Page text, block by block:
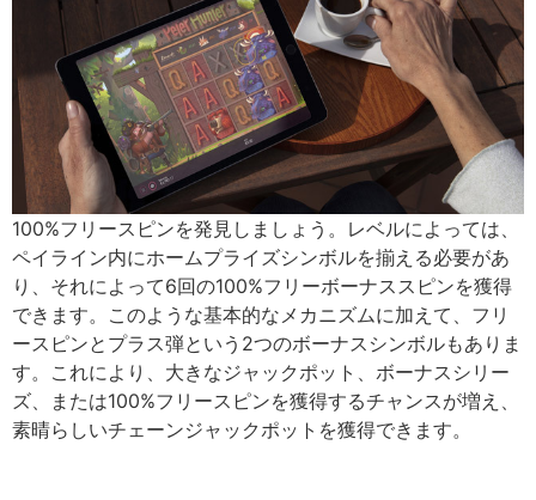
100%フリースピンを発見しましょう。レベルによっては、
ペイライン内にホームプライズシンボルを揃える必要があ
り、それによって6回の100%フリーボーナススピンを獲得
できます。このような基本的なメカニズムに加えて、フリ
ースピンとプラス弾という2つのボーナスシンボルもありま
す。これにより、大きなジャックポット、ボーナスシリー
ズ、または100%フリースピンを獲得するチャンスが増え、
素晴らしいチェーンジャックポットを獲得できます。